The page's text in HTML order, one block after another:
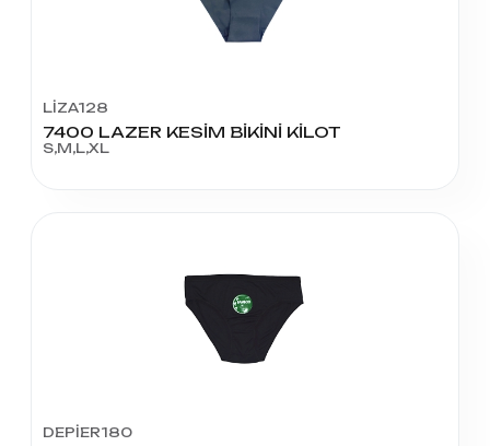
LİZA128
7400 LAZER KESİM BİKİNİ KİLOT
S,M,L,XL
DEPİER180